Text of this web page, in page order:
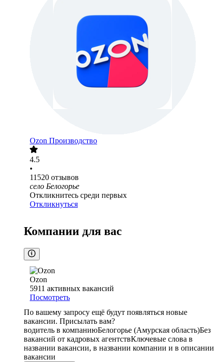
Ozon Производство
4.5
•
11520 отзывов
село Белогорье
Откликнитесь среди первых
Откликнуться
Компании для вас
Ozon
5911 активных вакансий
Посмотреть
По вашему запросу ещё будут появляться новые
вакансии. Присылать вам?
водитель в компаниюБелогорье (Амурская область)Без
вакансий от кадровых агентствКлючевые слова в
названии вакансии, в названии компании и в описании
вакансии